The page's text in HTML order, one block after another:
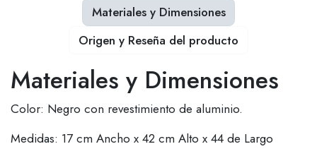
Materiales y Dimensiones
Color: Negro con revestimiento de aluminio.
Medidas: 17 cm Ancho x 42 cm Alto x 44 de Largo
Materiales y Dimensiones
Origen y Reseña del producto